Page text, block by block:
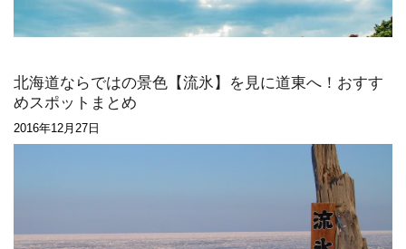
北海道ならではの景色【流氷】を見に道東へ！おすす
めスポットまとめ
2016年12月27日